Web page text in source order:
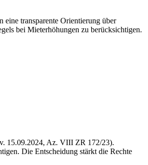
transparente Orientierung über
bei Mieterhöhungen zu berücksichtigen.
15.09.2024, Az. VIII ZR 172/23).
Die Entscheidung stärkt die Rechte